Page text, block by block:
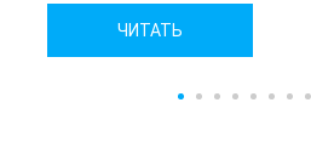
ЧИТАТЬ